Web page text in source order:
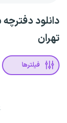
دانلود
تهران
فیلترها